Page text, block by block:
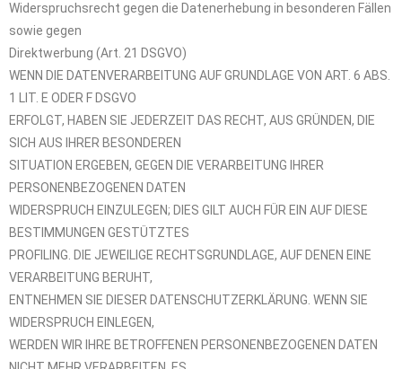
Widerspruchsrecht gegen die Datenerhebung in besonderen Fällen
sowie gegen
Direktwerbung (Art. 21 DSGVO)
WENN DIE DATENVERARBEITUNG AUF GRUNDLAGE VON ART. 6 ABS.
1 LIT. E ODER F DSGVO
ERFOLGT, HABEN SIE JEDERZEIT DAS RECHT, AUS GRÜNDEN, DIE
SICH AUS IHRER BESONDEREN
SITUATION ERGEBEN, GEGEN DIE VERARBEITUNG IHRER
PERSONENBEZOGENEN DATEN
WIDERSPRUCH EINZULEGEN; DIES GILT AUCH FÜR EIN AUF DIESE
BESTIMMUNGEN GESTÜTZTES
PROFILING. DIE JEWEILIGE RECHTSGRUNDLAGE, AUF DENEN EINE
VERARBEITUNG BERUHT,
ENTNEHMEN SIE DIESER DATENSCHUTZERKLÄRUNG. WENN SIE
WIDERSPRUCH EINLEGEN,
WERDEN WIR IHRE BETROFFENEN PERSONENBEZOGENEN DATEN